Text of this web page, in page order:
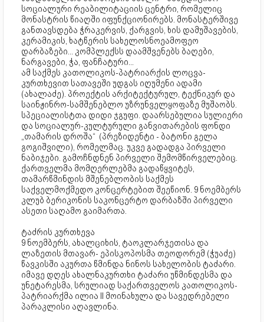
სოციალური რეაბილიტაციის ცენტრი, რომელიც
მონასტრის წიაღში იფუნქციონირებს. მონასტერშივე
განთავსდება ჭრაკერვის, ქარგვის, ხის დამუშავების,
კერამიკის, ხატწერის სახელოსნოეამოფეო
დარბაზები... კომპლექსს დაამშვენებს ბაღები,
ნარგავები, ჭა, ფანჩატური...
ამ საქმეს კათოლიკოს-პატრიარქის ლოცვა-
კურთხევით სათავეში უდგას იღუმენი ადამი
(ახალაძე). პროექტის არქიტექტურულ, ტექნიკურ და
საინჟინრო-სამშენებლო უზრუნველყოფაზე მუშაობს.
სპეციალისტთა დიდი ჯგუფი. დაარსებულია სულიერი
და სოციალურ-კულტურული განვითარების ფონდი
„თამარის დროშა“ (პრეზიდენტი - ბატონი გელა
გოგიშვილი), რომელმაც. უკვე გადადგა პირველი
ნაბიჯები. გამოჩნდნენ პირველი შემომწირველებიც.
ქართველმა მომღერლებმა გადაწყვიტეს,
თამარწმინდის მშენებლობის საქმეს
საქველმოქმედო კონცერტებით შეეწიონ. 9 ნოემბერს
კლუბ ბერიკონის საკონცერტო დარბაზში პირველი
ასეთი საღამო გაიმართა.
ტაძრის კურთხევა
9 ნოემბერს, ახალციხის, ტაოკლარჯეთისა და
ლაზეთის მთავარ- ეპისკოპოსმა თეოდორემ (ჭუაძე)
წავკისში აკურთა წმინდა ნინოს სახელობის ტაძარი.
იმავე დღეს ახალნაკურთხი ტაძარი უწმინდესმა და
უნეტარესმა, სრულიად საქართველოს კათოლიკოს-
პატრიარქმა ილია II მოინახულა და სავედრებელი
პარაკლისი აღავლინა.